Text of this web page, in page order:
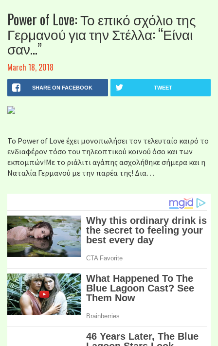
Power of Love: Το επικό σχόλιο της
Γερμανού για την Στέλλα: “Είναι
σαν…”
March 18, 2018
SHARE ON FACEBOOK TWEET
Το Power of Love έχει μονοπωλήσει τον τελευταίο καιρό το
ενδιαφέρον τόσο του τηλεοπτικού κοινού όσο και των
εκπομπών!Με το ριάλιτι αγάπης ασχολήθηκε σήμερα και η
Ναταλία Γερμανού με την παρέα της! Δια…